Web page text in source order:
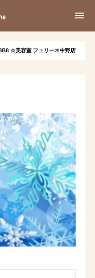

☆美容室 フェリーネ中野店